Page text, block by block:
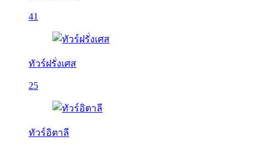
41
ทัวร์ฝรั่งเศส
25
ทัวร์อิตาลี